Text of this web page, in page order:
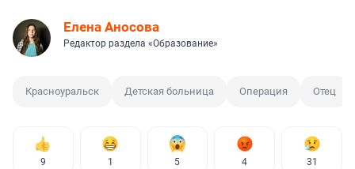
Елена Аносова
Редактор раздела «Образование»
Красноуральск Детская больница Операция Отец
9 1 5 4 31